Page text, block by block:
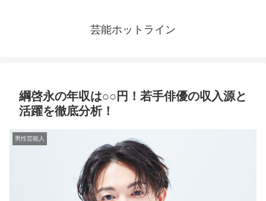
芸能ホットライン
綱啓永の年収は○○円！若手俳優の収入源と
活躍を徹底分析！
男性芸能人